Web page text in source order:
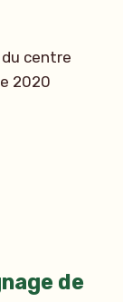
centre
2020
de